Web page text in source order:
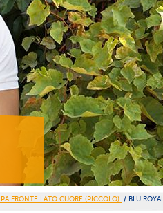
FRONTE LATO CUORE (PICCOLO) / BLU ROYAL